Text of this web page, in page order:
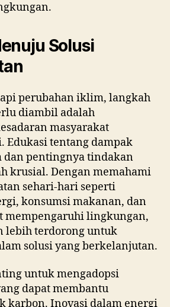
Solusi
perubahan iklim, langkah
diambil adalah
masyarakat
Edukasi tentang dampak
pentingnya tindakan
krusial. Dengan memahami
sehari-hari seperti
konsumsi makanan, dan
mempengaruhi lingkungan,
lebih terdorong untuk
solusi yang berkelanjutan.
untuk mengadopsi
dapat membantu
karbon. Inovasi dalam energi